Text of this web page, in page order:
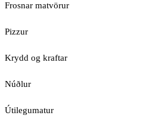
Frosnar matvörur
Pizzur
Krydd og kraftar
Núðlur
Útilegumatur